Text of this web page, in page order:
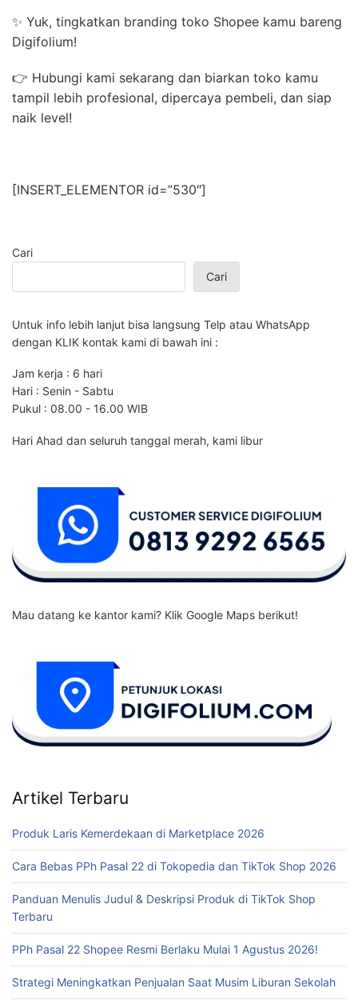
✨ Yuk, tingkatkan branding toko Shopee kamu bareng
Digifolium!
👉 Hubungi kami sekarang dan biarkan toko kamu
tampil lebih profesional, dipercaya pembeli, dan siap
naik level!
[INSERT_ELEMENTOR id=”530″]
Cari
Cari
Untuk info lebih lanjut bisa langsung Telp atau WhatsApp
dengan KLIK kontak kami di bawah ini :
Jam kerja : 6 hari
Hari : Senin - Sabtu
Pukul : 08.00 - 16.00 WIB
Hari Ahad dan seluruh tanggal merah, kami libur
Mau datang ke kantor kami? Klik Google Maps berikut!
Artikel Terbaru
Produk Laris Kemerdekaan di Marketplace 2026
Cara Bebas PPh Pasal 22 di Tokopedia dan TikTok Shop 2026
Panduan Menulis Judul & Deskripsi Produk di TikTok Shop
Terbaru
PPh Pasal 22 Shopee Resmi Berlaku Mulai 1 Agustus 2026!
Strategi Meningkatkan Penjualan Saat Musim Liburan Sekolah